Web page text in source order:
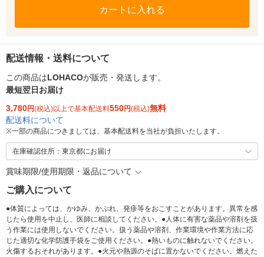
カートに入れる
配送情報・送料について
この商品はLOHACOが販売・発送します。
最短翌日お届け
3,780円(税込)以上で基本配送料550円(税込)無料
配送料について
※一部の商品につきましては、基本配送料を当社が負担いたします。
在庫確認住所：東京都にお届け
賞味期限/使用期限・返品について
ご購入について
●体質によっては、かゆみ、かぶれ、発疹等をおこすことがあります。異常を感
じたら使用を中止し、医師に相談してください。●人体に有害な薬品や溶剤を扱
う作業には使用しないでください。扱う薬品や溶剤、作業環境や作業方法に応
じた適切な化学防護手袋をご使用ください。●熱いものに触れないでください。
火傷するおそれがあります。●火元や熱源のそばに置かないでください。燃えた